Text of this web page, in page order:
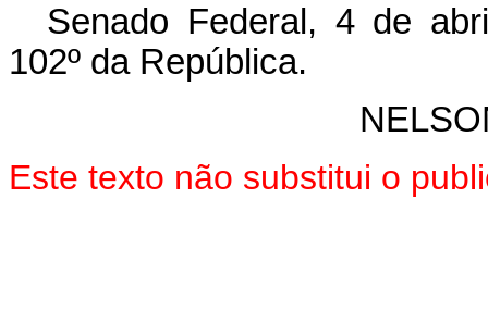
Senado Federal, 4 de
102º da República.
Este texto não substitui o